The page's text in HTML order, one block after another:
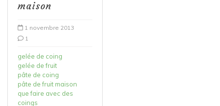
maison
1 novembre 2013
1
gelée de coing
gelée de fruit
pâte de coing
pâte de fruit maison
que faire avec des
coings